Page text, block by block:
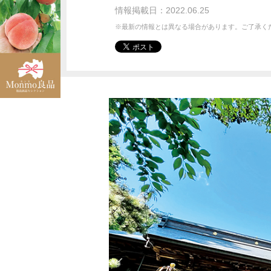
情報掲載日：2022.06.25
※最新の情報とは異なる場合があります。ご了承く